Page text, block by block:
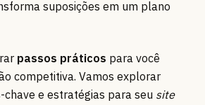
suposições em um plano
passos práticos para você
competitiva. Vamos explorar
e estratégias para seu site